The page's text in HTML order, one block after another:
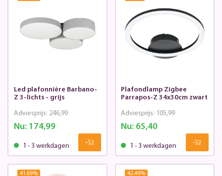
Led plafonnière Barbano-
Z 3-lichts - grijs
Nu:174,99
Adviesprijs: 246,99
1 - 3 werkdagen
Plafondlamp Zigbee
Parrapos-Z 34x30cm zwart
Nu: 65,40
Adviesprijs: 105,99
1 - 3 werkdagen
41.69% 42.49%